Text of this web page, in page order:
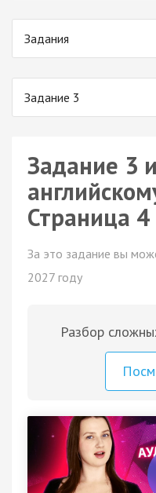
Задания
Задание 3
Задание 3
Страница 4
За это задание вы
2027 году
Разбор